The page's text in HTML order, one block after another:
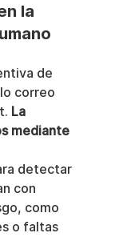
la
de
correo
La
mediante
detectar
con
como
o faltas